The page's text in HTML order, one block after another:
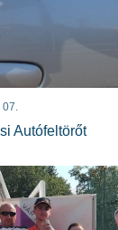
07.
Autófeltörőt